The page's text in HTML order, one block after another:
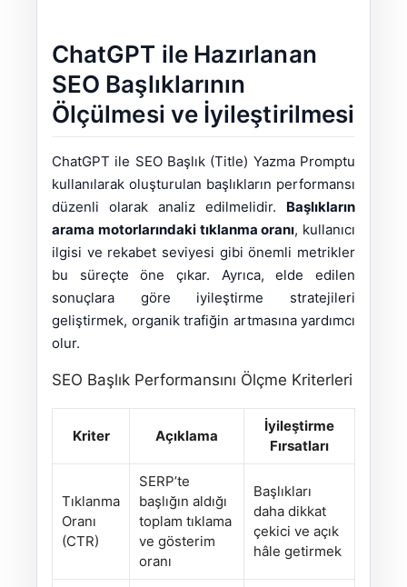
ChatGPT ile Hazırlanan
SEO Başlıklarının
Ölçülmesi ve İyileştirilmesi
ChatGPT ile SEO Başlık (Title) Yazma Promptu
kullanılarak oluşturulan başlıkların performansı
düzenli olarak analiz edilmelidir. Başlıkların
arama motorlarındaki tıklanma oranı, kullanıcı
ilgisi ve rekabet seviyesi gibi önemli metrikler
bu süreçte öne çıkar. Ayrıca, elde edilen
sonuçlara göre iyileştirme stratejileri
geliştirmek, organik trafiğin artmasına yardımcı
olur.
SEO Başlık Performansını Ölçme Kriterleri
Kriter Açıklama
İyileştirme
Fırsatları
Tıklanma
Oranı
(CTR)
SERP’te
başlığın aldığı
toplam tıklama
ve gösterim
oranı
Başlıkları
daha dikkat
çekici ve açık
hâle getirmek